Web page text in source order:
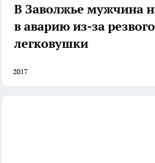
В Заволжье мужчина
в аварию из-за
легковушки
2017